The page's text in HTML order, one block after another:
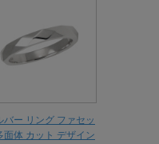
バー リング ファセッ
面体 カット デザイン